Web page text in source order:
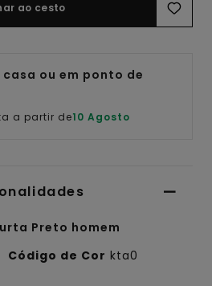
ao cesto
casa ou em ponto de
a partir de10 Agosto
Preto homem
Código de Cor kta0